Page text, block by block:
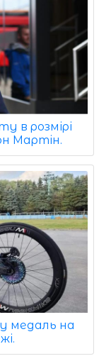
в розмірі
Мартін.
медаль на